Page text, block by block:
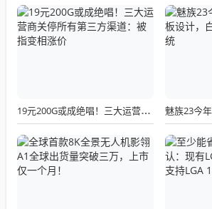
19元200G或成绝唱！三大运营商关停所有第三方渠道：被指变相涨价